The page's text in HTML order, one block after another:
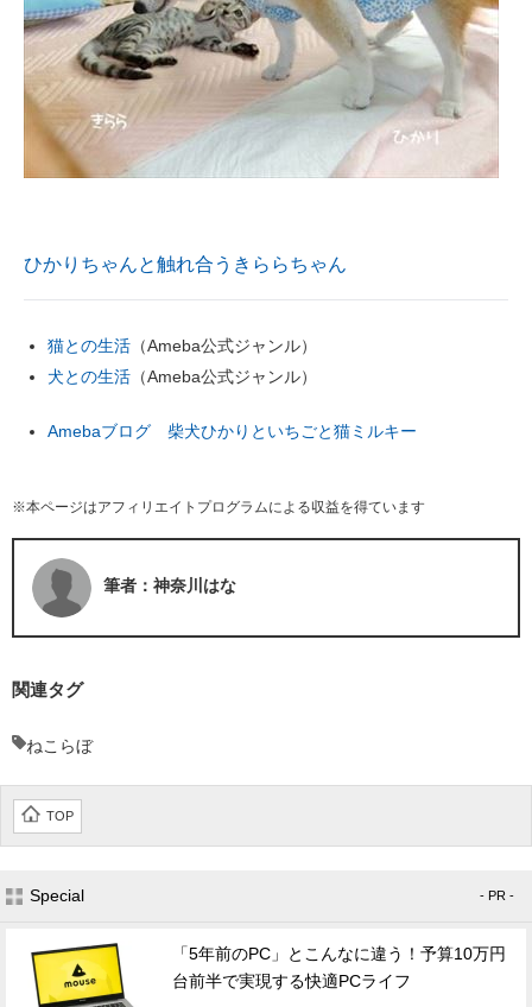
ひかりちゃんと触れ合うきららちゃん
猫との生活 （Ameba公式ジャンル）
犬との生活 （Ameba公式ジャンル）
Amebaブログ 柴犬ひかりといちごと猫ミルキー
※本ページはアフィリエイトプログラムによる収益を得ています
筆者：神奈川はな
関連タグ
ねこらぼ
TOP
Special - PR -
「5年前のPC」とこんなに違う！予算10万円
台前半で実現する快適PCライフ